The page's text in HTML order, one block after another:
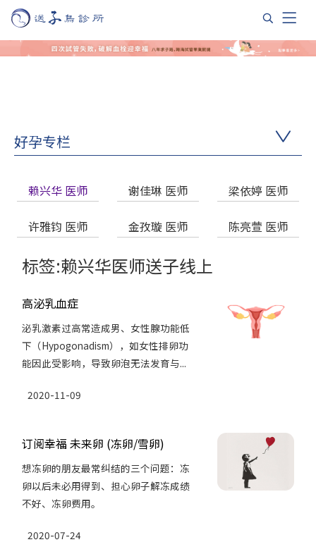
好孕专栏
赖兴华 医师 谢佳琳 医师 梁依婷 医师
许雅钧 医师 金孜璇 医师 陈亮萱 医师
标签:赖兴华医师送子线上
高泌乳血症
泌乳激素过高常造成男、女性腺功能低
下（Hypogonadism），如女性排卵功
能因此受影响，导致卵泡无法发育与...
2020-11-09
订阅幸福 未来卵 (冻卵/雪卵)
想冻卵的朋友最常纠结的三个问题：冻
卵以后未必用得到、担心卵子解冻成绩
不好、冻卵费用。
2020-07-24